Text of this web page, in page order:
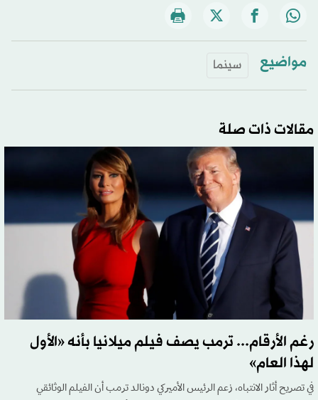
مواضيع سينما
مقالات ذات صلة
رغم الأرقام... ترمب يصف فيلم ميلانيا بأنه «الأول
لهذا العام»
في تصريح أثار الانتباه، زعم الرئيس الأميركي دونالد ترمب أن الفيلم الوثائقي